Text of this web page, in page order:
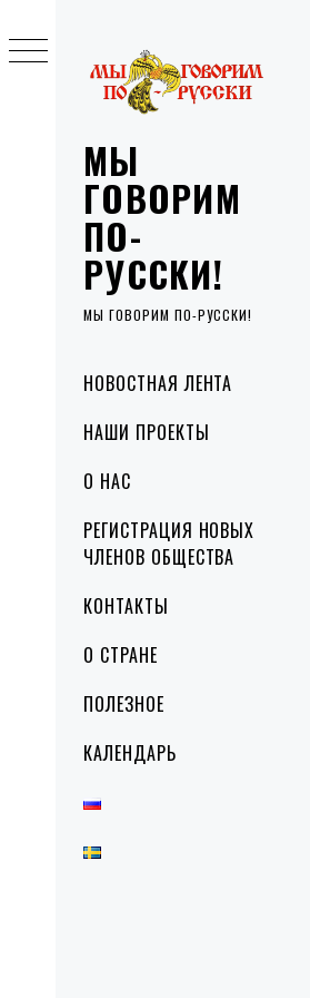
МЫ
ГОВОРИМ
ПО-
РУССКИ!
МЫ ГОВОРИМ ПО-РУССКИ!
MenuНОВОСТНАЯ ЛЕНТА
НАШИ ПРОЕКТЫ
О НАС
РЕГИСТРАЦИЯ НОВЫХ
ЧЛЕНОВ ОБЩЕСТВА
КОНТАКТЫ
О СТРАНЕ
ПОЛЕЗНОЕ
КАЛЕНДАРЬ
to
content